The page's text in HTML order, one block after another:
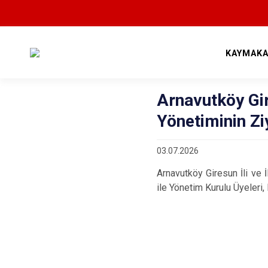
Arnavutköy
Yönetiminin
03.07.2026
Arnavutköy Giresun İli ve
ile Yönetim Kurulu Üyeleri,